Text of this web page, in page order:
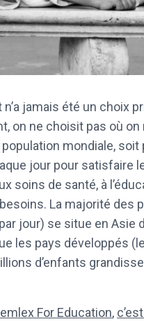
jamais été un choix
on ne choisit pas où on
mondiale, soit
jour pour satisfaire
soins de santé, à
La majorité des
jour) se situe en Asie
les pays développés
d’enfants
For Education,